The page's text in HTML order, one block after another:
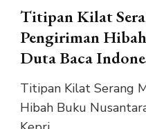
Titipan Kilat
Pengiriman
Duta Baca
Titipan Kilat Serang
Hibah Buku